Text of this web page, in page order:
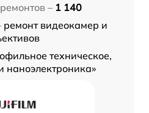
– 1 140
ремонт видеокамер и
техническое,
наноэлектроника»